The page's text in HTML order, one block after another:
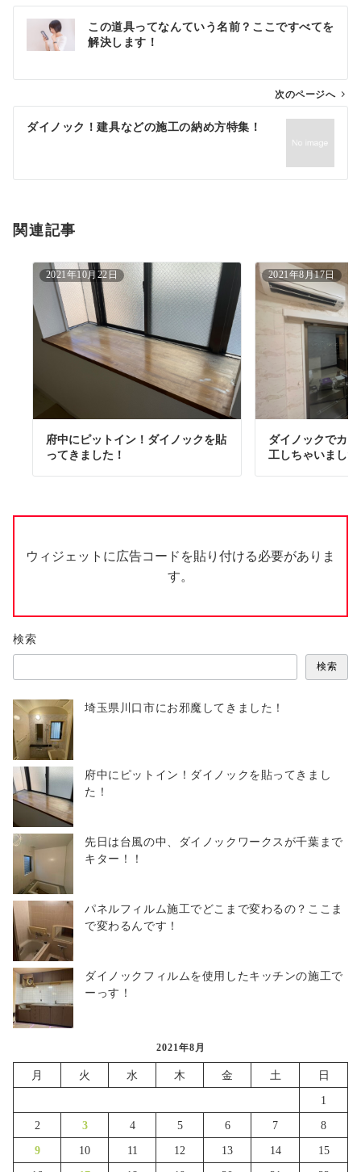
ン
この道具ってなんていう名前？ここですべてを
解決します！
次のページへ
ダイノック！建具などの施工の納め方特集！
関連記事
2021年10月22日
府中にピットイン！ダイノックを貼
ってきました！
2021年8月17日
ダイノックでカ
工しちゃいました
ウィジェットに広告コードを貼り付ける必要がありま
す。
検索
検索
埼玉県川口市にお邪魔してきました！
府中にピットイン！ダイノックを貼ってきまし
た！
先日は台風の中、ダイノックワークスが千葉まで
キター！！
パネルフィルム施工でどこまで変わるの？ここま
で変わるんです！
ダイノックフィルムを使用したキッチンの施工で
ーっす！
2021年8月
月 火 水 木 金 土
日
1
2
3 4 5 6 7
8
9
10 11 12 13 14
15